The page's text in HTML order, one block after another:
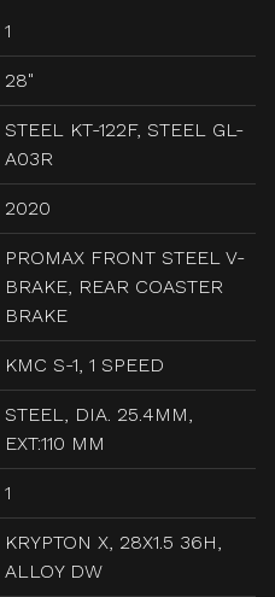
1
28"
STEEL KT-122F, STEEL GL-
A03R
2020
PROMAX FRONT STEEL V-
BRAKE, REAR COASTER
BRAKE
KMC S-1, 1 SPEED
STEEL, DIA. 25.4MM,
EXT:110 MM
1
KRYPTON X, 28X1.5 36H,
ALLOY DW